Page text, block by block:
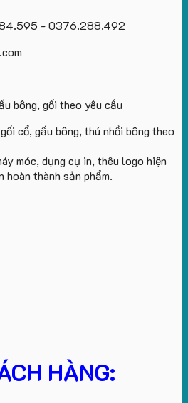
- 0376.288.492
cổ, gấu bông, thú nhồi bông theo
móc, dụng cụ in, thêu logo hiện
thành sản phẩm.
HÀNG: